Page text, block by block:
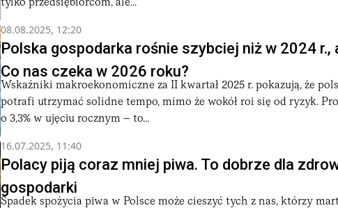
tylko przedsiębiorcom, ale...
08.08.2025, 12:20
Polska gospodarka rośnie szybciej niż w 2024 r.,
Co nas czeka w 2026 roku?
Wskaźniki makroekonomiczne za II kwartał 2025 r. pokazują, że
potrafi utrzymać solidne tempo, mimo że wokół roi się od ryzyk.
o 3,3% w ujęciu rocznym – to...
16.07.2025, 11:40
Polacy piją coraz mniej piwa. To dobrze dla
gospodarki
Spadek spożycia piwa w Polsce może cieszyć tych z nas, którzy